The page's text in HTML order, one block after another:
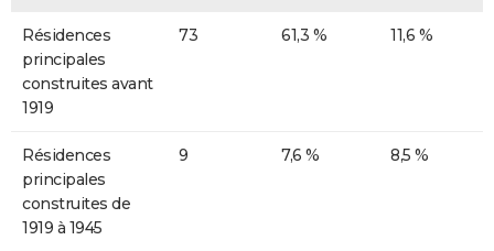
Résidences
principales
construites avant
1919
73 61,3 % 11,6 %
Résidences
principales
construites de
1919 à 1945
9 7,6 % 8,5 %